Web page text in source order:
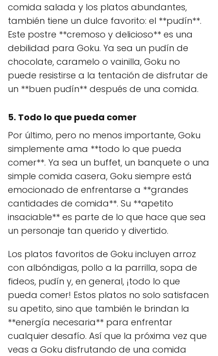
comida salada y los platos abundantes,
también tiene un dulce favorito: el **pudín**.
Este postre **cremoso y delicioso** es una
debilidad para Goku. Ya sea un pudín de
chocolate, caramelo o vainilla, Goku no
puede resistirse a la tentación de disfrutar de
un **buen pudín** después de una comida.
5. Todo lo que pueda comer
Por último, pero no menos importante, Goku
simplemente ama **todo lo que pueda
comer**. Ya sea un buffet, un banquete o una
simple comida casera, Goku siempre está
emocionado de enfrentarse a **grandes
cantidades de comida**. Su **apetito
insaciable** es parte de lo que hace que sea
un personaje tan querido y divertido.
Los platos favoritos de Goku incluyen arroz
con albóndigas, pollo a la parrilla, sopa de
fideos, pudín y, en general, ¡todo lo que
pueda comer! Estos platos no solo satisfacen
su apetito, sino que también le brindan la
**energía necesaria** para enfrentar
cualquier desafío. Así que la próxima vez que
veas a Goku disfrutando de una comida